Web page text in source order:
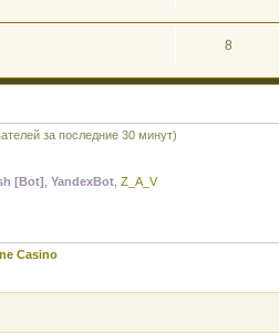
8
за последние 30 минут)
[Bot] YandexBot Z_A_V
Casino